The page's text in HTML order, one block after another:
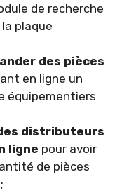
de recherche
plaque
des pièces
en ligne un
équipementiers
distributeurs
ligne pour avoir
de pièces